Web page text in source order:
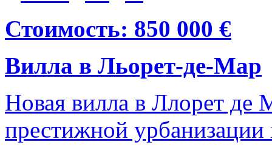
Стоимость: 850 000 €
Вилла в Льорет-де-Мар
Новая вилла в Ллорет де
престижной